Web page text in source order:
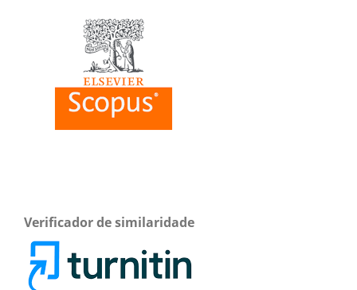
Verificador de similaridade